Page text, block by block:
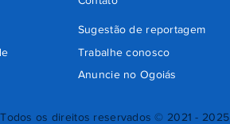
os direitos reservados © 2021 - 2025
Sugestão de reportagem
Trabalhe conosco
Anuncie no Ogoiás